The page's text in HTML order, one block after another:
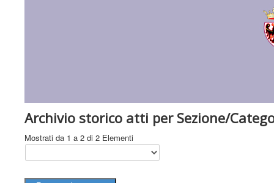
Archivio storico atti per Sezione/
Mostrati da 1 a 2 di 2 Elementi